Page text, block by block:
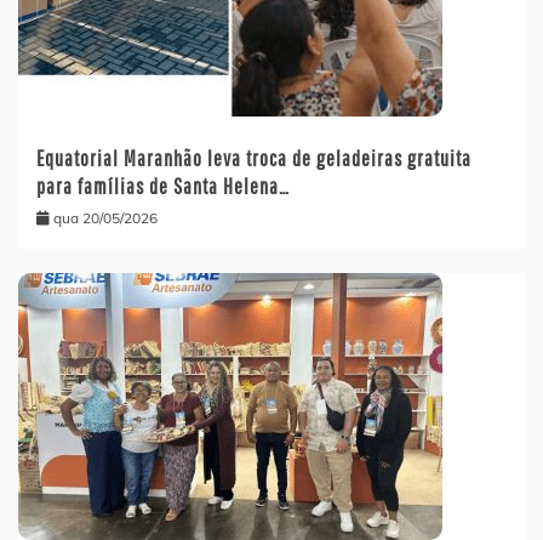
Equatorial Maranhão leva troca de geladeiras gratuita
para famílias de Santa Helena…
qua 20/05/2026